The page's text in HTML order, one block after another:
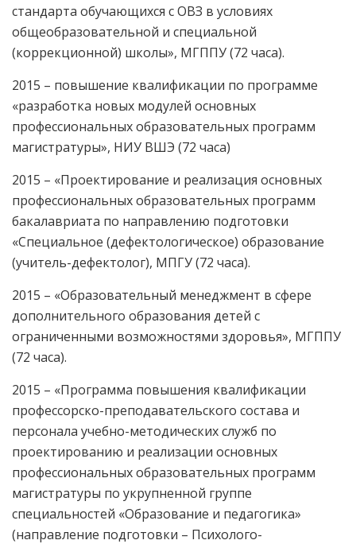
стандарта обучающихся с ОВЗ в условиях
общеобразовательной и специальной
(коррекционной) школы», МГППУ (72 часа).
2015 – повышение квалификации по программе
«разработка новых модулей основных
профессиональных образовательных программ
магистратуры», НИУ ВШЭ (72 часа)
2015 – «Проектирование и реализация основных
профессиональных образовательных программ
бакалавриата по направлению подготовки
«Специальное (дефектологическое) образование
(учитель-дефектолог), МПГУ (72 часа).
2015 – «Образовательный менеджмент в сфере
дополнительного образования детей с
ограниченными возможностями здоровья», МГППУ
(72 часа).
2015 – «Программа повышения квалификации
профессорско-преподавательского состава и
персонала учебно-методических служб по
проектированию и реализации основных
профессиональных образовательных программ
магистратуры по укрупненной группе
специальностей «Образование и педагогика»
(направление подготовки – Психолого-